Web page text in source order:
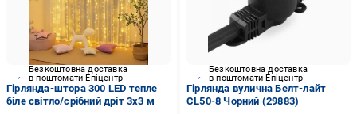
Безкоштовна доставка
в поштомати Епіцентр
Гірлянда-штора 300 LED тепле
біле світло/срібний дріт 3х3 м
Безкоштовна доставка
в поштомати Епіцентр
Гірлянда вулична Белт-лайт
CL50-8 Чорний (29883)